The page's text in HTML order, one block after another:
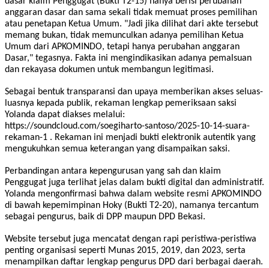
anggaran dasar dan sama sekali tidak memuat proses pemilihan
atau penetapan Ketua Umum. "Jadi jika dilihat dari akte tersebut
memang bukan, tidak memunculkan adanya pemilihan Ketua
Umum dari APKOMINDO, tetapi hanya perubahan anggaran
Dasar," tegasnya. Fakta ini mengindikasikan adanya pemalsuan
dan rekayasa dokumen untuk membangun legitimasi.
Sebagai bentuk transparansi dan upaya memberikan akses seluas-
luasnya kepada publik, rekaman lengkap pemeriksaan saksi
Yolanda dapat diakses melalui:
https://soundcloud.com/soegiharto-santoso/2025-10-14-suara-
rekaman-1 . Rekaman ini menjadi bukti elektronik autentik yang
mengukuhkan semua keterangan yang disampaikan saksi.
Perbandingan antara kepengurusan yang sah dan klaim
Penggugat juga terlihat jelas dalam bukti digital dan administratif.
Yolanda mengonfirmasi bahwa dalam website resmi APKOMINDO
di bawah kepemimpinan Hoky (Bukti T2-20), namanya tercantum
sebagai pengurus, baik di DPP maupun DPD Bekasi.
Website tersebut juga mencatat dengan rapi peristiwa-peristiwa
penting organisasi seperti Munas 2015, 2019, dan 2023, serta
menampilkan daftar lengkap pengurus DPD dari berbagai daerah.